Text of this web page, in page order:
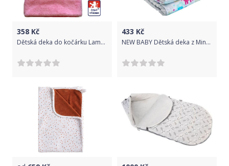
358 Kč
Dětská deka do kočárku Lama Dětský svět, růžová s medvídkem
433 Kč
NEW BABY Dětská deka z Minky s výplní bílo-šedá Bavlna/Polyester, 80x102 cm